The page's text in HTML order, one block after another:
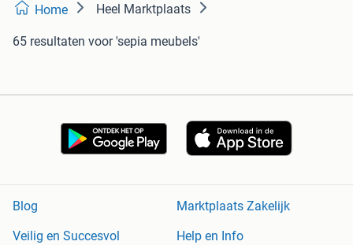
Home Heel Marktplaats
65 resultaten voor 'sepia meubels'
Blog
Marktplaats Zakelijk
Veilig en Succesvol
Help en Info